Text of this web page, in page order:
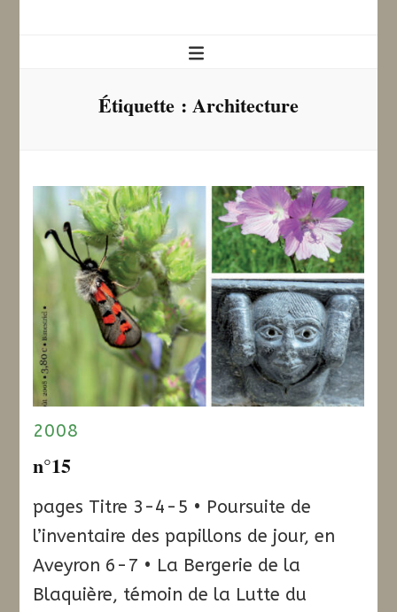
Étiquette : Architecture
2008
n°15
pages Titre 3-4-5 • Poursuite de
l’inventaire des papillons de jour, en
Aveyron 6-7 • La Bergerie de la
Blaquière, témoin de la Lutte du